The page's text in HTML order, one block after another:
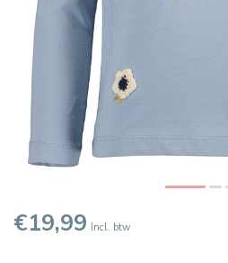
€19,99 Incl. btw